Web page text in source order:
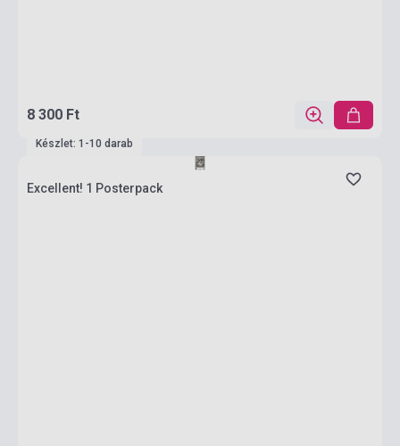
8 300 Ft
Készlet: 1-10 darab
Excellent! 1 Posterpack